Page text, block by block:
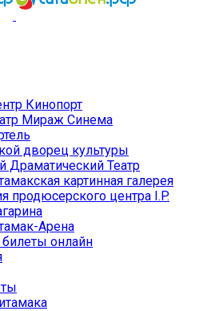
Кинопорт
Мираж Синема
дворец культуры
Драматический Театр
картинная галерея
продюсерского центра I.P.
Арена
билеты онлайн